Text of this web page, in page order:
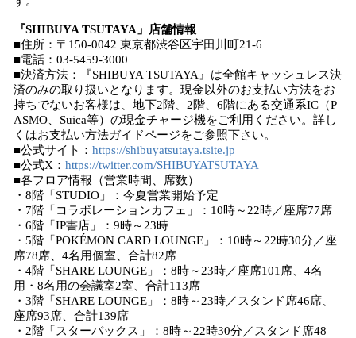
『SHIBUYA TSUTAYA」店舗情報
■住所：〒150-0042 東京都渋谷区宇田川町21-6
■電話：03-5459-3000
■決済方法：『SHIBUYA TSUTAYA』は全館キャッシュレス決
済のみの取り扱いとなります。現金以外のお支払い方法をお
持ちでないお客様は、地下2階、2階、6階にある交通系IC（P
ASMO、Suica等）の現金チャージ機をご利用ください。詳し
くはお支払い方法ガイドページをご参照下さい。
■公式サイト： https://shibuyatsutaya.tsite.jp
■公式X： https://twitter.com/SHIBUYATSUTAYA
■各フロア情報（営業時間、席数）
・8階「STUDIO」：今夏営業開始予定
・7階「コラボレーションカフェ」：10時～22時／座席77席
・6階「IP書店」：9時～23時
・5階「POKÉMON CARD LOUNGE」：10時～22時30分／座
席78席、4名用個室、合計82席
・4階「SHARE LOUNGE」：8時～23時／座席101席、4名
用・8名用の会議室2室、合計113席
・3階「SHARE LOUNGE」：8時～23時／スタンド席46席、
座席93席、合計139席
・2階「スターバックス」：8時～22時30分／スタンド席48